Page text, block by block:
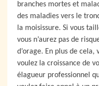
branches mortes et
des maladies vers le
la moisissure. Si vous
vous n’aurez pas de
d’orage. En plus de
voulez la croissance de
élagueur professionnel